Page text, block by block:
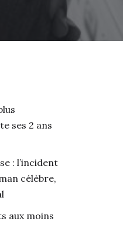
ses 2 ans
: l’incident
célèbre,
aux moins